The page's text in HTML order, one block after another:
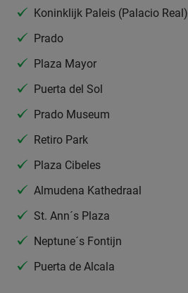
Koninklijk Paleis (Palacio Real)
Prado
Plaza Mayor
Puerta del Sol
Prado Museum
Retiro Park
Plaza Cibeles
Almudena Kathedraal
St. Ann´s Plaza
Neptune´s Fontijn
Puerta de Alcala